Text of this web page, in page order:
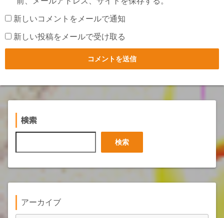
新しいコメントをメールで通知
新しい投稿をメールで受け取る
検索
索
検索
アーカイブ